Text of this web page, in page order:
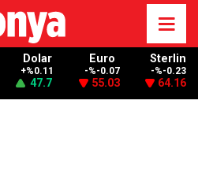
Dolar
+%0.11
47.7
Euro
-%-0.07
55.03
Sterlin
-%-0.23
64.16